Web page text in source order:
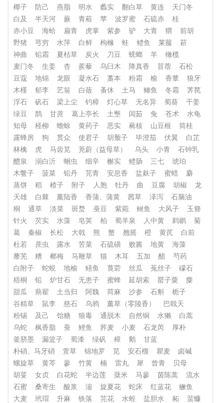
椰子 防己 燕脂 明水 蠡实 翻白草 黄连
天门冬
白及
半天河 蕨 青葙 苹 波罗蜜 石硫赤
桂
赤小豆
海蛤 扁青 虎掌 紫参 驴 大青 猬
前胡
野猪
芎穷 水萍 白鲜 枸橼 蛙 鳢鱼 莱菔
菥
神曲
铅霜 夏枯草 炭火 刀豆 蜣螂 羊
橄榄
麦门冬
生姜 杏 蒺藜 乌臼木 降真香 苜蓿
石松
豆蔻
地锦 龙眼 凝水石 藁本 粉霜 榆 香蕈
狼牙
木槿
郁李 艺翁 白蔹 蚤休 土马 鲫鱼 冬霜
荠苠
浮石
矾石 梁上尘 钓樟 灯心草 无名异 蜀葵
干姜
绿豆
鹊 甘蔗 葛上亭长 土墼 闾茹 兔 苍术
水龟
知母
柽柳 蟾蜍 黄药子 恶实 蕤核 山豆根
筒桂
露蜂房
狗 贯众 使君子 胡颓子 毕澄茄 伏翼
白芷
林檎
虎 马齿苋 茺蔚（益母草） 乌头 小青
石钟乳
醴泉
溺白沂 蛔虫 细辛 槲实 鳢肠 三七
琥珀
木鳖子
菠菜 铅丹 芫青 安息香 盐麸子 蜜蜡
麝
蒸饼
稻 楂子 附子 人胞 牡丹 曲 豆腐 胡椒
龙
天雄
白棘 薰陆香 香蒲、蒲黄 茜草 泽泻
石脑油
桐
通草 淡菜 斑蝥 蚕豆 紫菀 鲥鱼 大风子
玉簪
针火
芡实 水藻 皂荚 柏 蜀羊泉 人中黄 鹈鹕
菊
葛
秦椒 长松 大戟 熊 蟹 翘摇 橙 黄芪
白前
杜若
蔗虫 露水 苦菜 石硫磺 败酱 地黄
海藻
蘼芜
糟 榔梅 马鞭草 猫 木耳 五加 醋
芍药
白附子
蛇蜕 地榆 鳝鱼 莨菪 丝瓜 菟丝子
礞石
梧桐
铅 炉甘石 无患子 蜜蜂 延胡索 罂子粟
麋
甜瓜
蒴翟 土当归 阿魏 苘麻 沙参 石斛
栀子
谷精草
鼠李 慈石 乌鸦 薰草（零陵香）
巴戟天
粉锡
及己 饴糖 狼毒 通脱木 自然铜 水獭
白蒿
乌蛇
枫香脂 蚕 鲤鱼 荞麦 小麦 石龙芮
厚朴
釜脐墨
漏篮子 蜀漆 绿矾 樟 鹅
甘蓝
朴硝、马牙硝
萱草 锦地罗 苋 安石榴 瞿麦
卤碱
螺旋草
黄芩 蓼 竹黄 楠 雷丸 犀 曾青
贝母
胡荽
女贞 白花蛇 半边莲 蘖米 马蓼 茵陈蒿
流水
石蜜
桑寄生 酸浆 湍 旋夏花 蛇床 红蓝花
鳜鱼
大麦
玳瑁 升麻 铁落 芫花 水蛭 盐胆水 柘 蜚蠊